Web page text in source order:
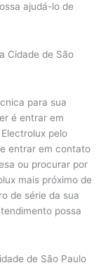
ajudá-lo de
Cidade de São
para sua
é entrar em
pelo
entrar em contato
ou procurar por
mais próximo de
de série da sua
possa
de São Paulo